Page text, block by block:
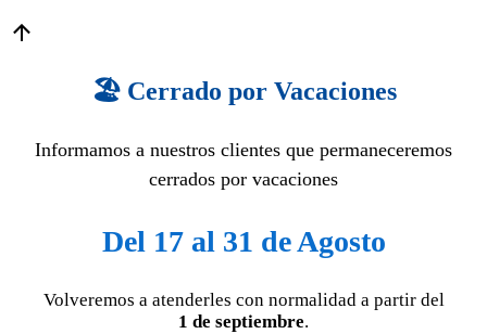
🏖️ Cerrado por Vacaciones
Informamos a nuestros clientes que permaneceremos
cerrados por vacaciones
Del 17 al 31 de Agosto
Volveremos a atenderles con normalidad a partir del
1 de septiembre.